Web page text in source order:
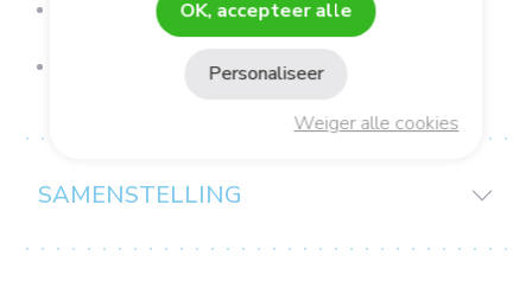
Synergie geïnspireerd op de Actieve Cellulaire
Stammen van menselijke oorsprong
SAMENSTELLING
OK, accepteer alle
Weiger alle cookies
Personaliseer